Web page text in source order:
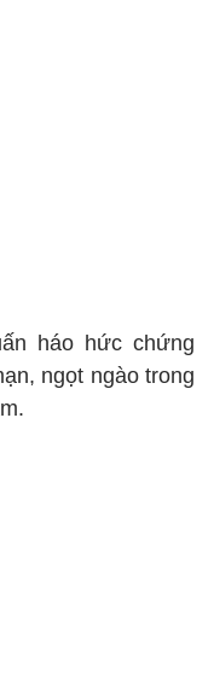
háo hức chứng
ngọt ngào trong